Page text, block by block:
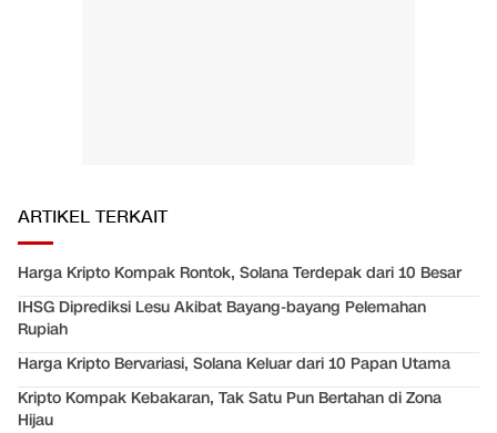
ARTIKEL TERKAIT
Harga Kripto Kompak Rontok, Solana Terdepak dari 10 Besar
IHSG Diprediksi Lesu Akibat Bayang-bayang Pelemahan
Rupiah
Harga Kripto Bervariasi, Solana Keluar dari 10 Papan Utama
Kripto Kompak Kebakaran, Tak Satu Pun Bertahan di Zona
Hijau